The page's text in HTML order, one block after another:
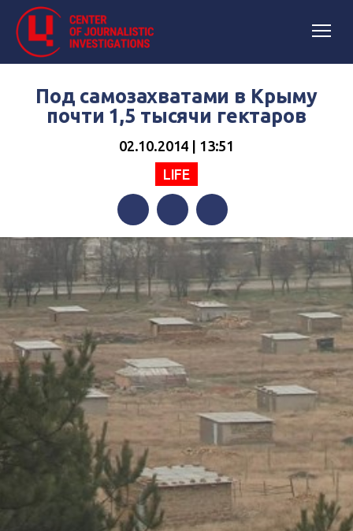
Под самозахватами в Крыму
почти 1,5 тысячи гектаров
02.10.2014 | 13:51
LIFE
FacebookTwitterTelegram